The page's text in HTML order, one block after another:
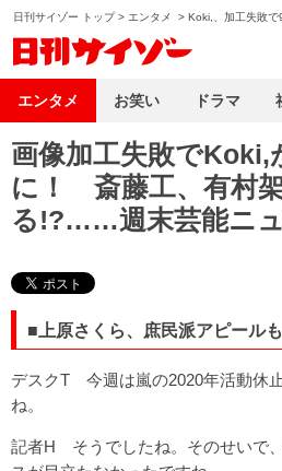
日刊サイゾー トップ> エンタメ > Koki,、加工失敗で
画像加工失敗でKoki,
に！ 斎藤工、有村
る!?……週末芸能ニ
■上原さくら、庶民派アピール
デスクT 今週は嵐の2020年活動休
ね。
記者H そうでしたね。そのせいで
エンタメ お笑い ドラマ